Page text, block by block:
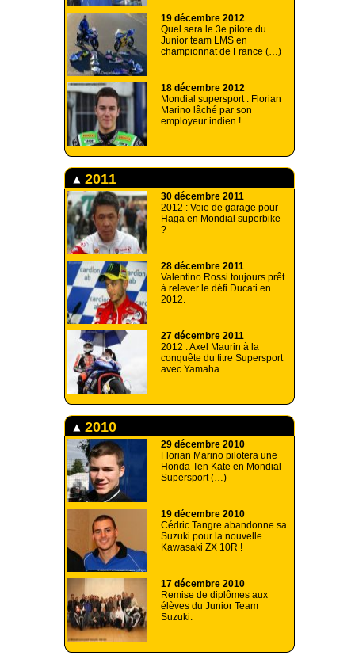
19 décembre 2012
Quel sera le 3e pilote du
Junior team LMS en
championnat de France (…)
18 décembre 2012
Mondial supersport : Florian
Marino lâché par son
employeur indien !
2011
30 décembre 2011
2012 : Voie de garage pour
Haga en Mondial superbike
?
28 décembre 2011
Valentino Rossi toujours prêt
à relever le défi Ducati en
2012.
27 décembre 2011
2012 : Axel Maurin à la
conquête du titre Supersport
avec Yamaha.
2010
29 décembre 2010
Florian Marino pilotera une
Honda Ten Kate en Mondial
Supersport (…)
19 décembre 2010
Cédric Tangre abandonne sa
Suzuki pour la nouvelle
Kawasaki ZX 10R !
17 décembre 2010
Remise de diplômes aux
élèves du Junior Team
Suzuki.